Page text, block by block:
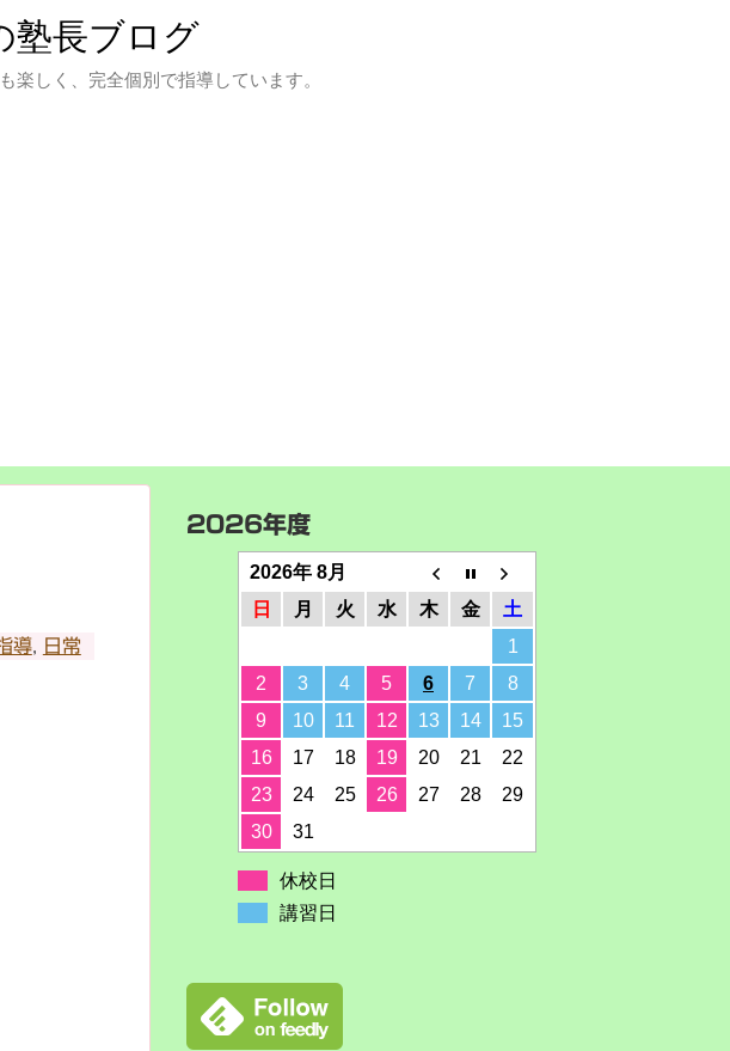
塾長ブログ
楽しく、完全個別で指導しています。
導, 日常
2026年度
2026年 8月
日
月 火 水 木 金
土
1
2
3 4 5 6 7
8
9
10 11 12 13 14
15
16
17 18 19 20 21
22
23
24 25 26 27 28
29
30
31
休校日
講習日